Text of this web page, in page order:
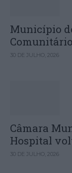
Município
30 DE JULHO, 2026
Câmara
Hospital
30 DE JULHO, 2026